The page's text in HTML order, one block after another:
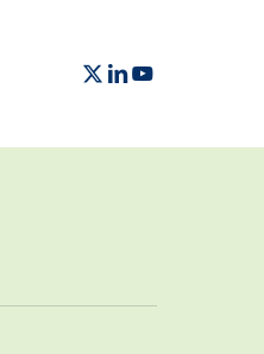
X-
TWITTER
LINKEDIN
YOUTUBE